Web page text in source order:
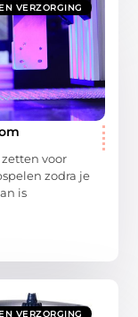
VERZORGING
voor
zodra je
is
VERZORGING